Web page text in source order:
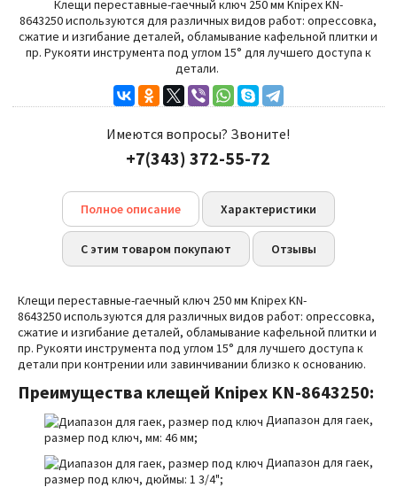
Клещи переставные-гаечный ключ 250 мм Knipex KN-
8643250 используются для различных видов работ: опрессовка,
сжатие и изгибание деталей, обламывание кафельной плитки и
пр. Рукояти инструмента под углом 15° для лучшего доступа к
детали.
Имеются вопросы? Звоните!
+7(343) 372-55-72
Полное описание Характеристики
С этим товаром покупают Отзывы
Клещи переставные-гаечный ключ 250 мм Knipex KN-
8643250 используются для различных видов работ: опрессовка,
сжатие и изгибание деталей, обламывание кафельной плитки и
пр. Рукояти инструмента под углом 15° для лучшего доступа к
детали при контрении или завинчивании близко к основанию.
Преимущества клещей Knipex KN-8643250:
Диапазон для гаек,
размер под ключ, мм: 46 мм;
Диапазон для гаек,
размер под ключ, дюймы: 1 3/4";